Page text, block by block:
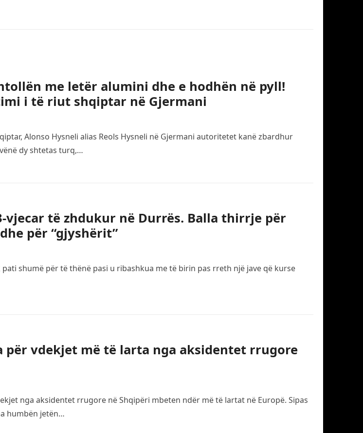
me letër alumini dhe e hodhën në pyll!
i të riut shqiptar në Gjermani
Alonso Hysneli alias Reols Hysneli në Gjermani autoritetet kanë zbardhur
dy shtetas turq,…
vjecar të zhdukur në Durrës. Balla thirrje për
për “gjyshërit”
shumë për të thënë pasi u ribashkua me të birin pas rreth një jave që kurse
për vdekjet më të larta nga aksidentet rrugore
nga aksidentet rrugore në Shqipëri mbeten ndër më të lartat në Europë. Sipas
humbën jetën…